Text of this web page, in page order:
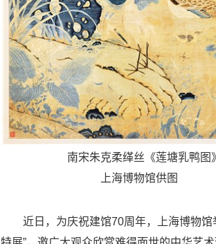
南宋朱克柔缂丝《莲塘乳鸭图
上海博物馆供图
近日，为庆祝建馆70周年，上海博物